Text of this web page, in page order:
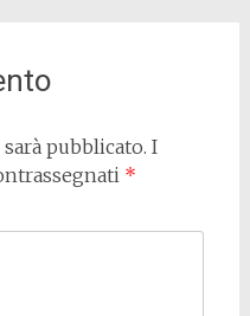
pubblicato. I
*